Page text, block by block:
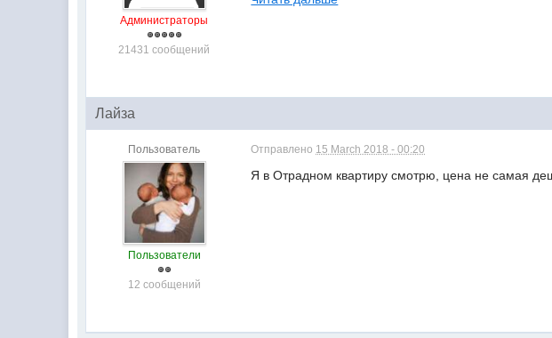
Администраторы
21431 сообщений
Лайза
Пользователь
Пользователи
12 сообщений
Отправлено 15 March 2018 - 00:20
Я в Отрадном квартиру смотрю, цена не самая